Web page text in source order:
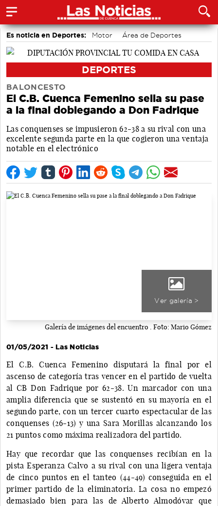
Es noticia en Deportes: Motor
Área de Deportes
Fútbol
Bádminton
DEPORTES
BALONCESTO
El C.B. Cuenca Femenino sella su pase
a la final doblegando a Don Fadrique
Las conquenses se impusieron 62-38 a su rival con una
excelente segunda parte en la que cogieron una ventaja
notable en el electrónico
Ver galería >
Galería de imágenes del encuentro . Foto: Mario Gómez
01/05/2021 - Las Noticias
El C.B. Cuenca Femenino disputará la final por el
ascenso de categoría tras vencer en el partido de vuelta
al CB Don Fadrique por 62-38. Un marcador con una
amplia diferencia que se sustentó en su mayoría en el
segundo parte, con un tercer cuarto espectacular de las
conquenses (26-13) y una Sara Morillas alcanzando los
21 puntos como máxima realizadora del partido.
Hay que recordar que las conquenses recibían en la
pista Esperanza Calvo a su rival con una ligera ventaja
de cinco puntos en el tanteo (44-49) conseguida en el
primer partido de la eliminatoria. La cosa no empezó
demasiado bien para las de Alberto Almodóvar que